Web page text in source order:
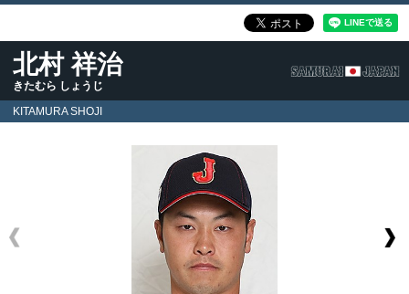
北村 祥治
きたむら しょうじ
KITAMURA SHOJI